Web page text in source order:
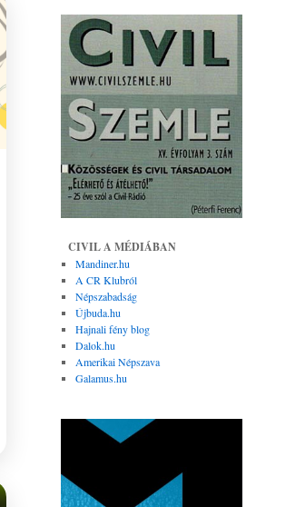
CIVIL A MÉDIÁBAN
Mandiner.hu
A CR Klubról
Népszabadság
Újbuda.hu
Hajnali fény blog
Dalok.hu
Amerikai Népszava
Galamus.hu